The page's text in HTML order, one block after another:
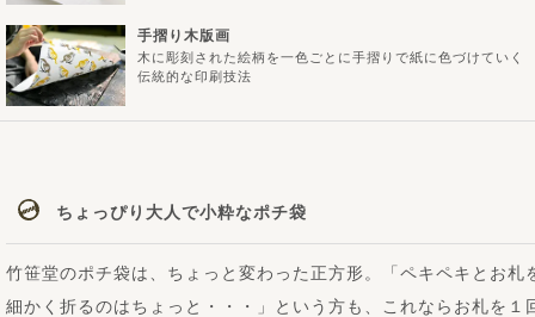
手摺り木版画
木に彫刻された絵柄を一色ごとに手摺りで紙に色づけていく
伝統的な印刷技法
ちょっぴり大人で小粋なポチ袋
竹笹堂のポチ袋は、ちょっと変わった正方形。「ペキペキとお札
細かく折るのはちょっと・・・」という方も、これならお札を１